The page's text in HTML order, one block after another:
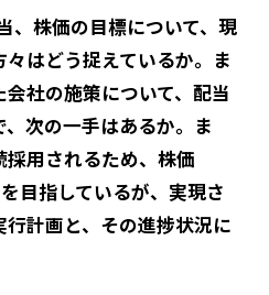
、株価の目標について、現
はどう捉えているか。ま
社の施策について、配当
次の一手はあるか。ま
用されるため、株価
目指しているが、実現さ
計画と、その進捗状況に